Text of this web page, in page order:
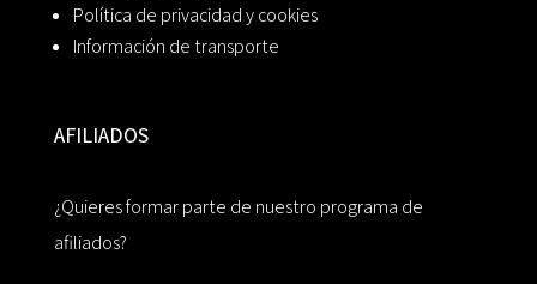
Política de privacidad y cookies
Información de transporte
AFILIADOS
¿Quieres formar parte de nuestro programa de
afiliados?